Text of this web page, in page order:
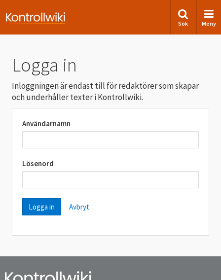
Sök Meny
Logga in
Inloggningen är endast till för redaktörer som skapar
och underhåller texter i Kontrollwiki.
Användarnamn
Lösenord
Avbryt